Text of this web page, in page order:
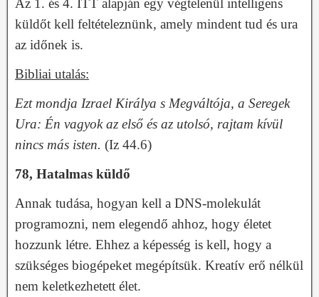
Az 1. és 4. ITT alapján egy végtelenül intelligens
küldőt kell feltételeznünk, amely mindent tud és ura
az időnek is.
Bibliai utalás:
Ezt mondja Izrael Királya s Megváltója, a Seregek
Ura: Én vagyok az első és az utolsó, rajtam kívül
nincs más isten. (Iz 44.6)
78, Hatalmas küldő
Annak tudása, hogyan kell a DNS-molekulát
programozni, nem elegendő ahhoz, hogy életet
hozzunk létre. Ehhez a képesség is kell, hogy a
szükséges biogépeket megépítsük. Kreatív erő nélkül
nem keletkezhetett élet.